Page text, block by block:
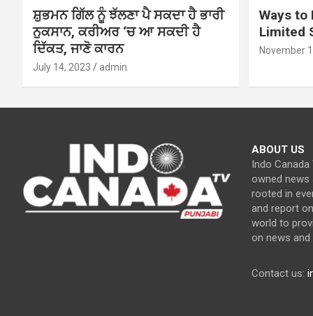
ਸ਼ੁਭਮਨ ਗਿੱਲ ਨੂੰ ਝੱਲਣਾ ਪੈ ਸਕਦਾ ਹੈ ਭਾਰੀ
ਨੁਕਸਾਨ, ਕਰੀਅਰ ‘ਚ ਆ ਸਕਦੀ ਹੈ
ਦਿੱਕਤ, ਜਾਣੋ ਕਾਰਨ
July 14, 2023 admin
Ways to
Limited
November
ABOUT US
Indo Canada
owned news
rooted in
and report
world to
on news
Contact us: